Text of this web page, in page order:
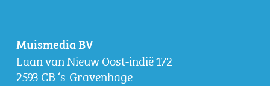
Muismedia BV
Laan van Nieuw Oost-indië 172
2593 CB ‘s-Gravenhage